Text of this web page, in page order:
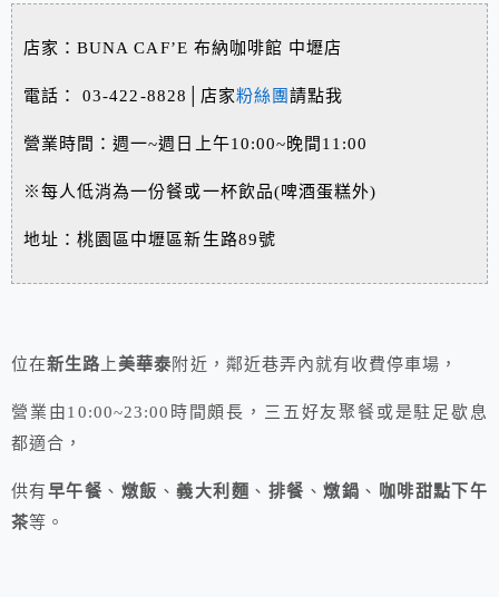
店家：BUNA CAF’E 布納咖啡館 中壢店
電話： 03-422-8828│店家粉絲團請點我
營業時間：週一~週日上午10:00~晚間11:00
※每人低消為一份餐或一杯飲品(啤酒蛋糕外)
地址：桃園區中壢區新生路89號
位在新生路 上美華泰附近，鄰近巷弄內就有收費停車場，
營業由10:00~23:00時間頗長，三五好友聚餐或是駐足歇息
都適合，
供有早午餐 、 燉飯 、義大利麵 、 排餐 、燉鍋 、 咖啡甜點下午
茶等。